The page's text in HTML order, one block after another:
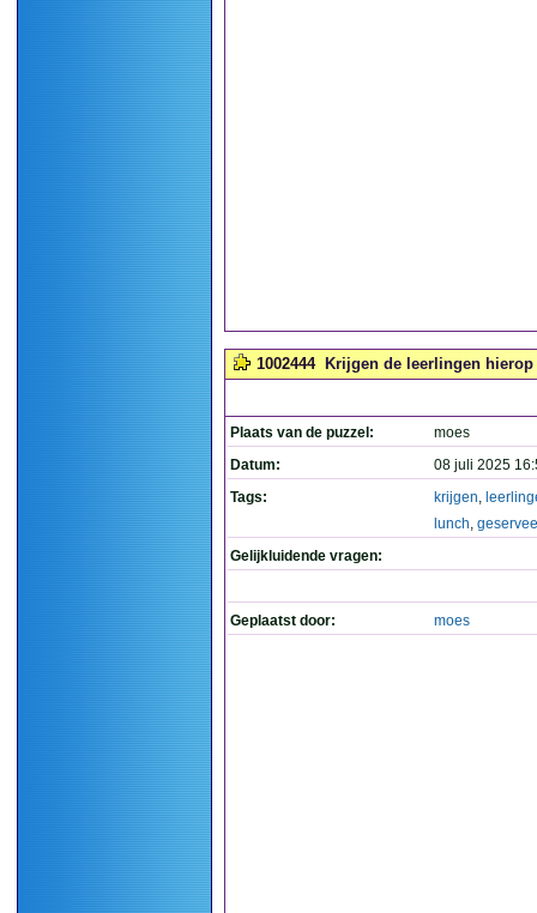
1002444 Krijgen de leerlingen
Plaats van de puzzel:
moes
Datum:
08 juli 2025
Tags:
krijgen,
lunch,
Gelijkluidende vragen:
Geplaatst door: moes